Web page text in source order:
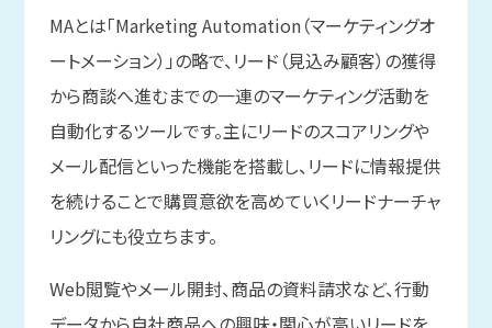
MAとは「Marketing Automation（マーケティングオ
ートメーション）」の略で、リード（見込み顧客）の獲得
から商談へ進むまでの一連のマーケティング活動を
自動化するツールです。主にリードのスコアリングや
メール配信といった機能を搭載し、リードに情報提供
を続けることで購買意欲を高めていくリードナーチャ
リングにも役立ちます。
Web閲覧やメール開封、商品の資料請求など、行動